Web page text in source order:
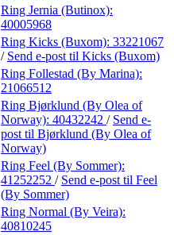
Ring Jernia (Butinox):
40005968
Ring Kicks (Buxom): 33221067
/ Send e-post til Kicks (Buxom)
Ring Follestad (By Marina):
21066512
Ring Bjørklund (By Olea of
Norway): 40432242 / Send e-
post til Bjørklund (By Olea of
Norway)
Ring Feel (By Sommer):
41252252 / Send e-post til Feel
(By Sommer)
Ring Normal (By Veira):
40810245